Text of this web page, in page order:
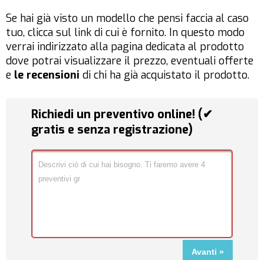
Se hai già visto un modello che pensi faccia al caso
tuo, clicca sul link di cui è fornito. In questo modo
verrai indirizzato alla pagina dedicata al prodotto
dove potrai visualizzare il prezzo, eventuali offerte
e le recensioni di chi ha già acquistato il prodotto.
Richiedi un preventivo online! (✔
gratis e senza registrazione)